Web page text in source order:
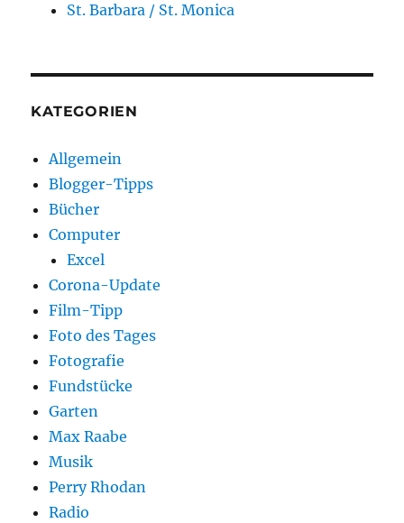
St. Barbara / St. Monica
KATEGORIEN
Allgemein
Blogger-Tipps
Bücher
Computer
Excel
Corona-Update
Film-Tipp
Foto des Tages
Fotografie
Fundstücke
Garten
Max Raabe
Musik
Perry Rhodan
Radio